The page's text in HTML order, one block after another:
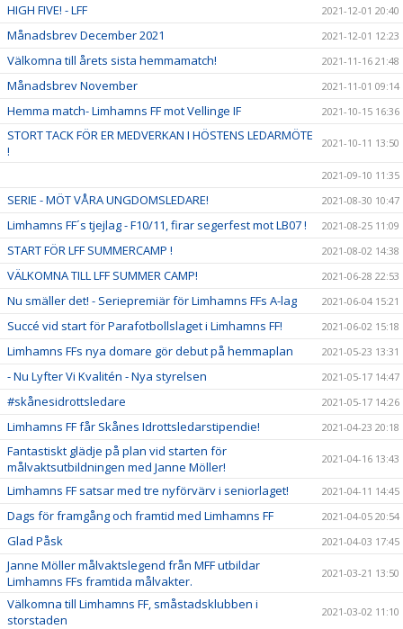
HIGH FIVE! - LFF 2021-12-01 20:40
Månadsbrev December 2021 2021-12-01 12:23
Välkomna till årets sista hemmamatch! 2021-11-16 21:48
Månadsbrev November 2021-11-01 09:14
Hemma match- Limhamns FF mot Vellinge IF 2021-10-15 16:36
STORT TACK FÖR ER MEDVERKAN I HÖSTENS LEDARMÖTE
!
2021-10-11 13:50
2021-09-10 11:35
SERIE - MÖT VÅRA UNGDOMSLEDARE! 2021-08-30 10:47
Limhamns FF´s tjejlag - F10/11, firar segerfest mot LB07 ! 2021-08-25 11:09
START FÖR LFF SUMMERCAMP ! 2021-08-02 14:38
VÄLKOMNA TILL LFF SUMMER CAMP! 2021-06-28 22:53
Nu smäller det! - Seriepremiär för Limhamns FFs A-lag 2021-06-04 15:21
Succé vid start för Parafotbollslaget i Limhamns FF! 2021-06-02 15:18
Limhamns FFs nya domare gör debut på hemmaplan 2021-05-23 13:31
- Nu Lyfter Vi Kvalitén - Nya styrelsen 2021-05-17 14:47
#skånesidrottsledare 2021-05-17 14:26
Limhamns FF får Skånes Idrottsledarstipendie! 2021-04-23 20:18
Fantastiskt glädje på plan vid starten för
målvaktsutbildningen med Janne Möller!
2021-04-16 13:43
Limhamns FF satsar med tre nyförvärv i seniorlaget! 2021-04-11 14:45
Dags för framgång och framtid med Limhamns FF 2021-04-05 20:54
Glad Påsk 2021-04-03 17:45
Janne Möller målvaktslegend från MFF utbildar
Limhamns FFs framtida målvakter.
2021-03-21 13:50
Välkomna till Limhamns FF, småstadsklubben i
storstaden
2021-03-02 11:10